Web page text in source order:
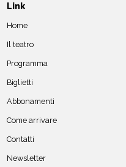
Link
Home
Il teatro
Programma
Biglietti
Abbonamenti
Come arrivare
Contatti
Newsletter